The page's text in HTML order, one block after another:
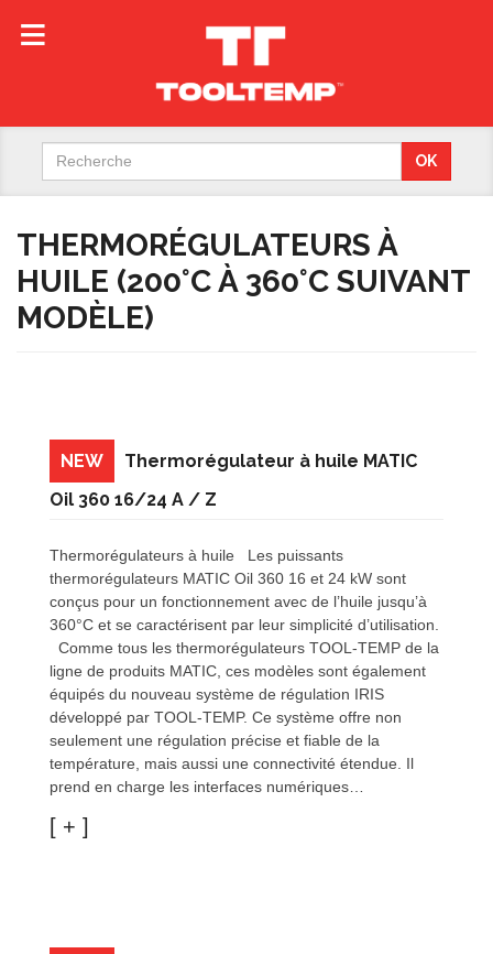
Search
OK
THERMORÉGULATEURS À
HUILE (200°C À 360°C SUIVANT
MODÈLE)
NEW
Thermorégulateur à huile MATIC
Oil 360 16/24 A / Z
Thermorégulateurs à huile Les puissants
thermorégulateurs MATIC Oil 360 16 et 24 kW sont
conçus pour un fonctionnement avec de l’huile jusqu’à
360°C et se caractérisent par leur simplicité d’utilisation.
Comme tous les thermorégulateurs TOOL-TEMP de la
ligne de produits MATIC, ces modèles sont également
équipés du nouveau système de régulation IRIS
développé par TOOL-TEMP. Ce système offre non
seulement une régulation précise et fiable de la
température, mais aussi une connectivité étendue. Il
prend en charge les interfaces numériques…